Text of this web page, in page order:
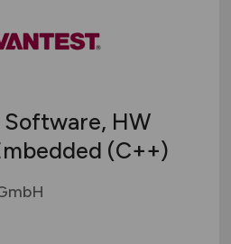
Software, HW
(C++)